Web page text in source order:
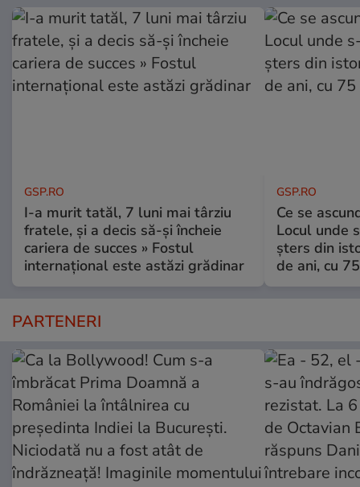
GSP.RO
I-a murit tatăl, 7 luni mai târziu
fratele, și a decis să-și încheie
cariera de succes » Fostul
internațional este astăzi grădinar
GSP.RO
Ce se
Locul unde
șters din
de ani, cu
PARTENERI